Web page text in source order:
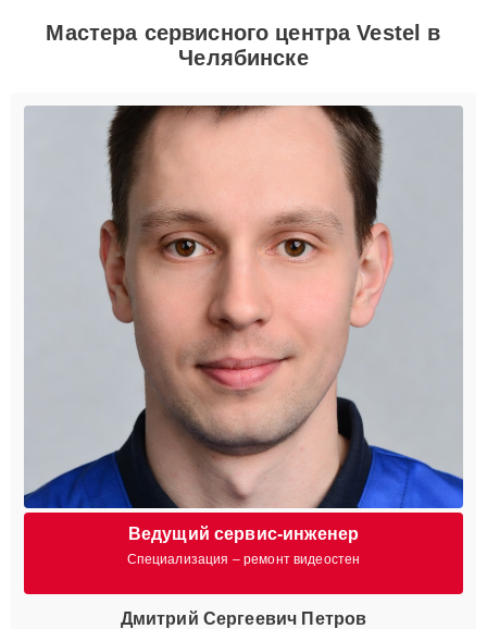
Мастера сервисного центра Vestel в
Челябинске
Ведущий сервис-инженер
Специализация – ремонт видеостен
Дмитрий Сергеевич Петров